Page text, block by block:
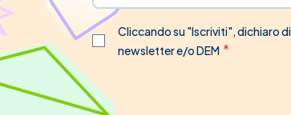
Cliccando su "Iscriviti", dichiaro
newsletter e/o DEM